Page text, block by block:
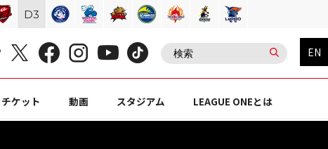
EN
チケット 動画 スタジアム LEAGUE ONEとは
D3